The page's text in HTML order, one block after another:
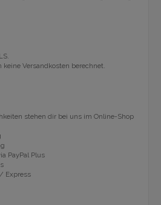
keine Versandkosten berechnet.
stehen dir bei uns im Online-Shop
PayPal Plus
Express